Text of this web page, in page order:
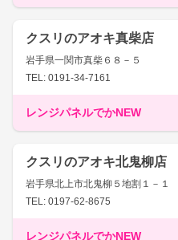
クスリのアオキ真柴店
岩手県一関市真柴６８－５
TEL: 0191-34-7161
レンジパネルでかNEW
クスリのアオキ北鬼柳店
岩手県北上市北鬼柳５地割１－１
TEL: 0197-62-8675
レンジパネルでかNEW